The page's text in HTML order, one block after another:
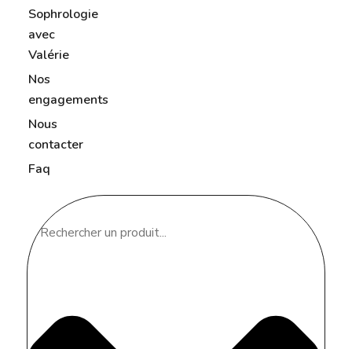
Sophrologie
avec
Valérie
Nos
engagements
Nous
contacter
Faq